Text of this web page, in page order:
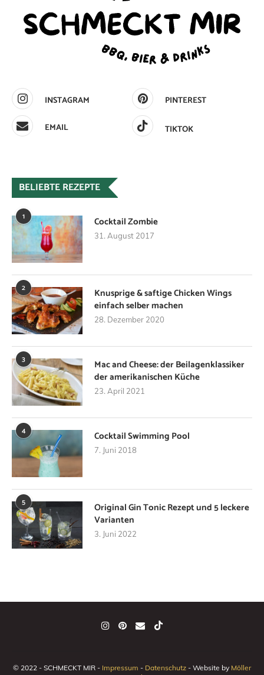
INSTAGRAM
PINTEREST
EMAIL
TIKTOK
BELIEBTE REZEPTE
1 Cocktail Zombie
31. August 2017
2
Knusprige & saftige Chicken Wings
einfach selber machen
28. Dezember 2020
3
Mac and Cheese: der Beilagenklassiker
der amerikanischen Küche
23. April 2021
4 Cocktail Swimming Pool
7. Juni 2018
5
Original Gin Tonic Rezept und 5 leckere
Varianten
3. Juni 2022
© 2022 - SCHMECKT MIR - Impressum - Datenschutz - Website by Möller